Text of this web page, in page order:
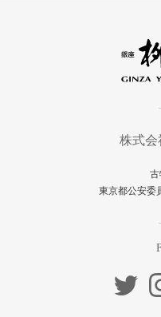
株式会
東京都公安委